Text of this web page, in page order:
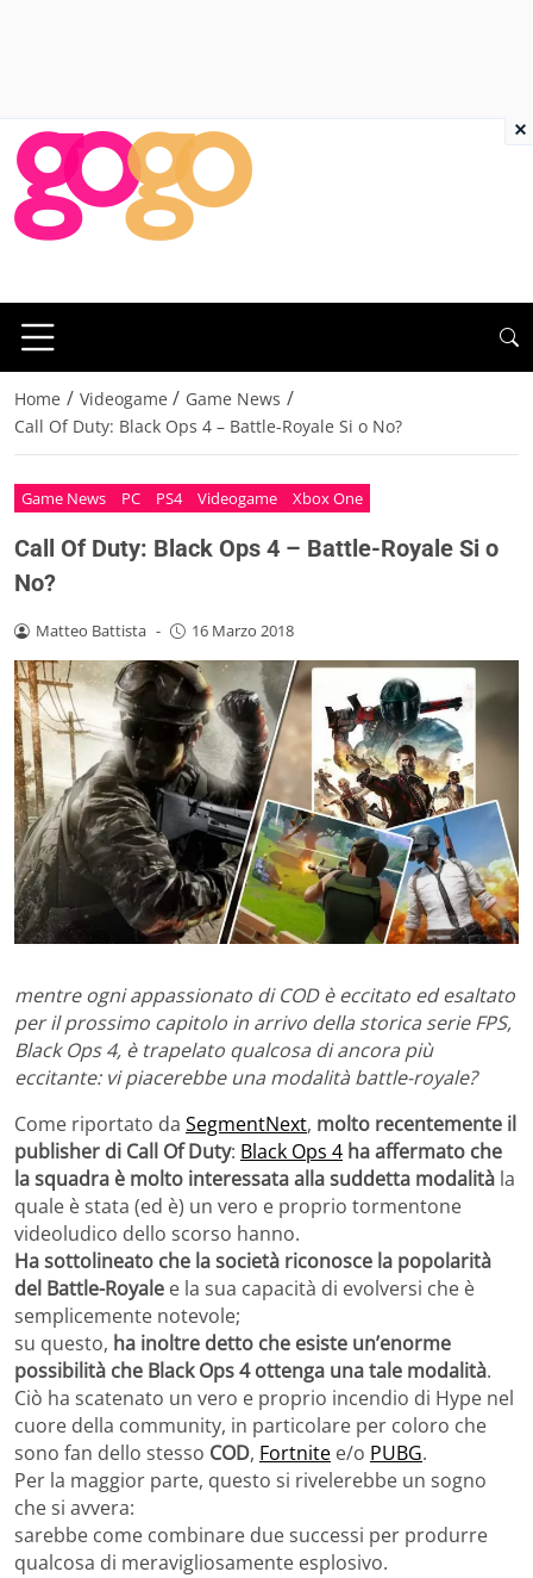
Home / Videogame / Game News /
Call Of Duty: Black Ops 4 – Battle-Royale Si o No?
Game News PC PS4 Videogame Xbox One
Call Of Duty: Black Ops 4 – Battle-Royale Si o
No?
Matteo Battista - 16 Marzo 2018
mentre ogni appassionato di COD è eccitato ed esaltato
per il prossimo capitolo in arrivo della storica serie FPS,
Black Ops 4, è trapelato qualcosa di ancora più
eccitante: vi piacerebbe una modalità battle-royale?
Come riportato da SegmentNext, molto recentemente il
publisher di Call Of Duty: Black Ops 4 ha affermato che
la squadra è molto interessata alla suddetta modalità la
quale è stata (ed è) un vero e proprio tormentone
videoludico dello scorso hanno.
Ha sottolineato che la società riconosce la popolarità
del Battle-Royale e la sua capacità di evolversi che è
semplicemente notevole;
su questo, ha inoltre detto che esiste un’enorme
possibilità che Black Ops 4 ottenga una tale modalità.
Ciò ha scatenato un vero e proprio incendio di Hype nel
cuore della community, in particolare per coloro che
sono fan dello stesso COD, Fortnite e/o PUBG.
Per la maggior parte, questo si rivelerebbe un sogno
che si avvera:
sarebbe come combinare due successi per produrre
qualcosa di meravigliosamente esplosivo.
×